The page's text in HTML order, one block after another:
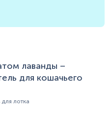
лаванды –
для кошачьего
лотка